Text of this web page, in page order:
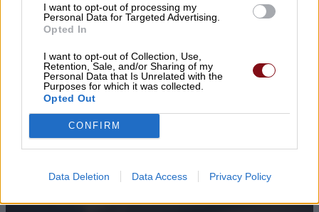
I want to opt-out of processing my
Personal Data for Targeted Advertising.
Opted In
I want to opt-out of Collection, Use,
Retention, Sale, and/or Sharing of my
Personal Data that Is Unrelated with the
Purposes for which it was collected.
Opted Out
CONFIRM
Data Deletion Data Access Privacy Policy